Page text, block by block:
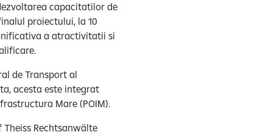
capacitatilor de
proiectului, la 10
a atractivitatii si
de Transport al
acesta este integrat
Mare (POIM).
Rechtsanwälte